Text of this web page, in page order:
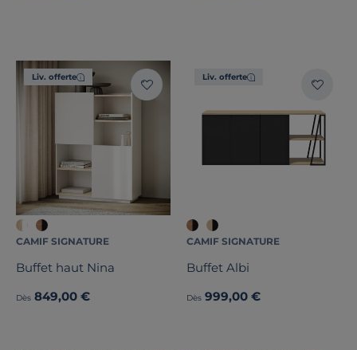
Liv. offerte
CAMIF SIGNATURE
Buffet haut Nina
Dès 849,00 €
Liv. offerte
CAMIF SIGNATURE
Buffet Albi
Dès 999,00 €